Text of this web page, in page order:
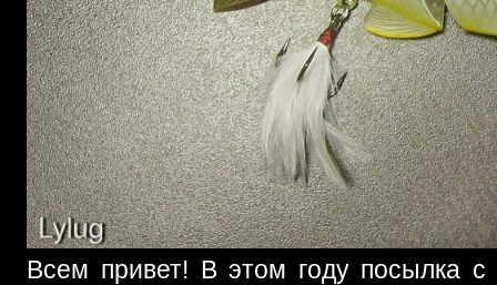
Всем привет! В этом году посылка